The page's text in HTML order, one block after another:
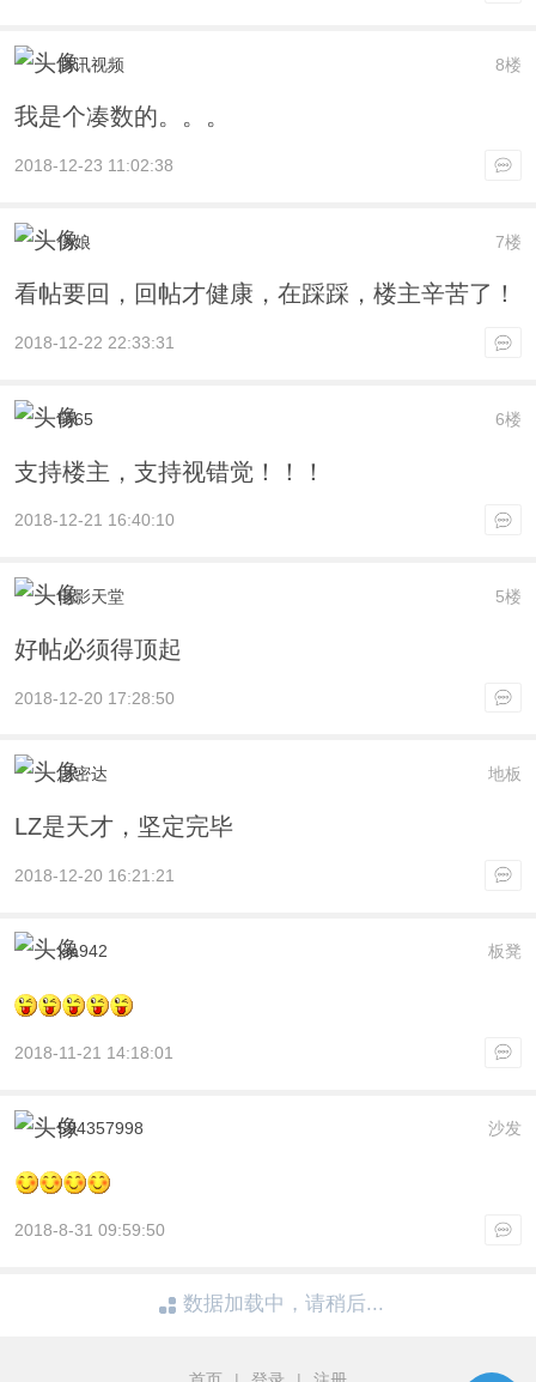
8楼
腾讯视频
我是个凑数的。。。
2018-12-23 11:02:38
7楼
伪娘
看帖要回，回帖才健康，在踩踩，楼主辛苦了！
2018-12-22 22:33:31
6楼
萌65
支持楼主，支持视错觉！！！
2018-12-21 16:40:10
5楼
电影天堂
好帖必须得顶起
2018-12-20 17:28:50
地板
思密达
LZ是天才，坚定完毕
2018-12-20 16:21:21
板凳
xia942
2018-11-21 14:18:01
沙发
594357998
2018-8-31 09:59:50
数据加载中，请稍后...